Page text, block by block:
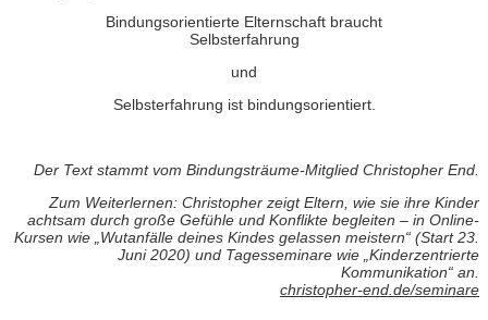
Bindungsorientierte Elternschaft braucht
Selbsterfahrung
und
Selbsterfahrung ist bindungsorientiert.
Der Text stammt vom Bindungsträume-Mitglied Christopher End.
Zum Weiterlernen: Christopher zeigt Eltern, wie sie ihre Kinder
achtsam durch große Gefühle und Konflikte begleiten – in Online-
Kursen wie „Wutanfälle deines Kindes gelassen meistern“ (Start 23.
Juni 2020) und Tagesseminare wie „Kinderzentrierte
Kommunikation“ an.
christopher-end.de/seminare